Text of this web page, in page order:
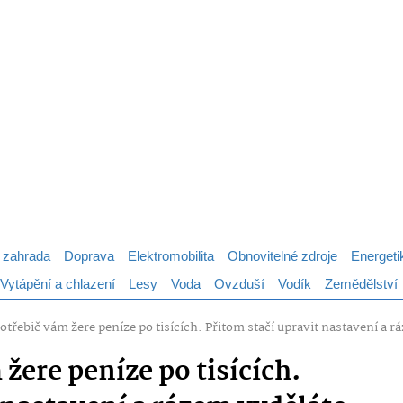
Doprava Elektromobilita Obnovitelné zdroje
Vytápění a chlazení
Lesy Voda Ovzduší Vodík Zemědělství
vám žere peníze po tisících. Přitom stačí upravit nastavení a
peníze po tisících.